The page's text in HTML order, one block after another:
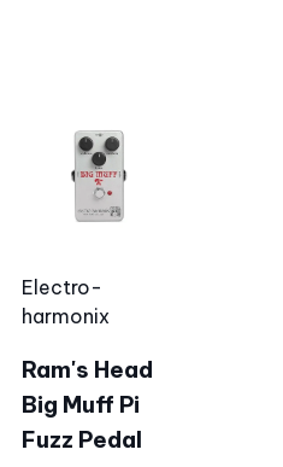
Electro-
harmonix
Ram's Head
Big Muff Pi
Fuzz Pedal